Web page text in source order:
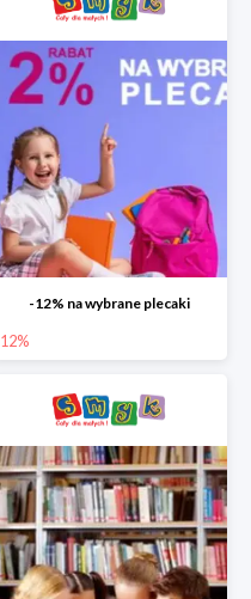
-12% na wybrane plecaki
12%